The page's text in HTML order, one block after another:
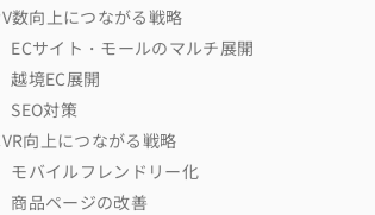
数向上につながる戦略
ECサイト・モールのマルチ展開
越境EC展開
SEO対策
向上につながる戦略
モバイルフレンドリー化
商品ページの改善